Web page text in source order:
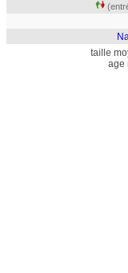
taille
age